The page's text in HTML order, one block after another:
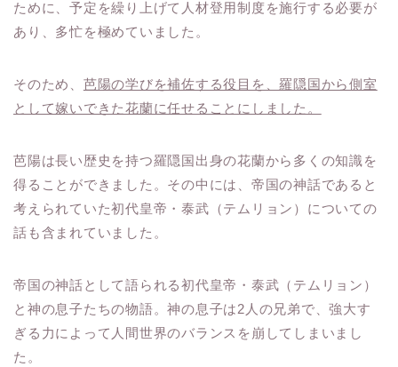
ために、予定を繰り上げて人材登用制度を施行する必要が
あり、多忙を極めていました。
そのため、 芭陽の学びを補佐する役目を、羅隠国から側室
として嫁いできた花蘭に任せることにしました。
芭陽は長い歴史を持つ羅隠国出身の花蘭から多くの知識を
得ることができました。その中には、帝国の神話であると
考えられていた初代皇帝・泰武（テムリョン）についての
話も含まれていました。
帝国の神話として語られる初代皇帝・泰武（テムリョン）
と神の息子たちの物語。神の息子は2人の兄弟で、強大す
ぎる力によって人間世界のバランスを崩してしまいまし
た。